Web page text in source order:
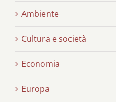
Ambiente
Cultura e società
Economia
Europa